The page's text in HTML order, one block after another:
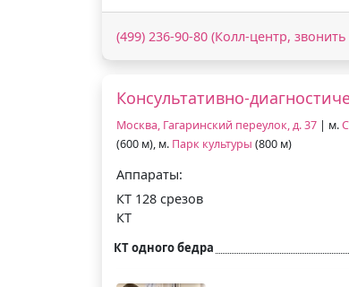
(499) 236-90-80 (Колл-центр,
Консультативно-
Москва, Гагаринский переулок, д. 37 | м.
(600 м), м. Парк культуры (800 м)
Аппараты:
КТ 128 срезов
КТ
КТ одного бедра